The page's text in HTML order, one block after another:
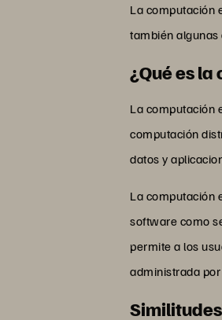
La computación
también algunas
¿Qué es
La computación
computación
datos y
La computación
software como
permite a los
administrada